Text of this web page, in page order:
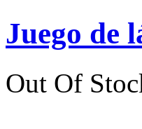
Juego de
Out Of